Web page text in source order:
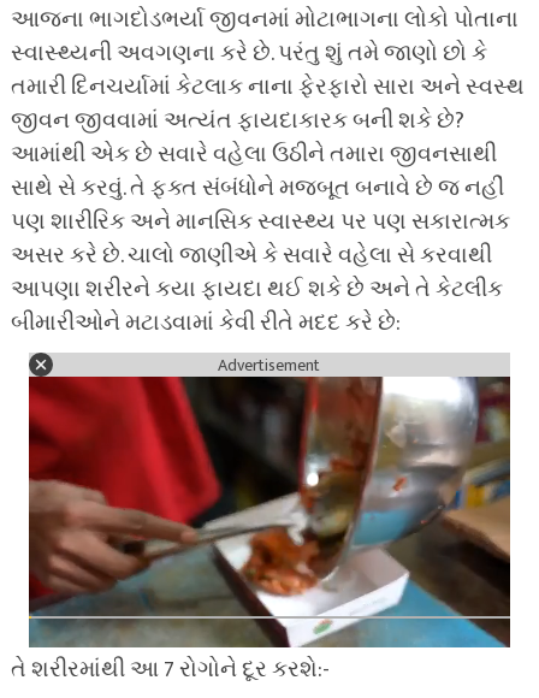
આજના ભાગદોડભર્યા જીવનમાં મોટાભાગના લોકો પોતાના
સ્વાસ્થ્યની અવગણના કરે છે. પરંતુ શું તમે જાણો છો કે
તમારી દિનચર્યામાં કેટલાક નાના ફેરફારો સારા અને સ્વસ્થ
જીવન જીવવામાં અત્યંત ફાયદાકારક બની શકે છે?
આમાંથી એક છે સવારે વહેલા ઉઠીને તમારા જીવનસાથી
સાથે સે કરવું. તે ફક્ત સંબંધોને મજબૂત બનાવે છે જ નહીં
પણ શારીરિક અને માનસિક સ્વાસ્થ્ય પર પણ સકારાત્મક
અસર કરે છે. ચાલો જાણીએ કે સવારે વહેલા સે કરવાથી
આપણા શરીરને કયા ફાયદા થઈ શકે છે અને તે કેટલીક
બીમારીઓને મટાડવામાં કેવી રીતે મદદ કરે છે:
Advertisement
તે શરીરમાંથી આ 7 રોગોને દૂર કરશે:-